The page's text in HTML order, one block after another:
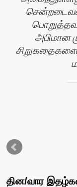
அபிமான
சிறுகதைகளை
தின/வார